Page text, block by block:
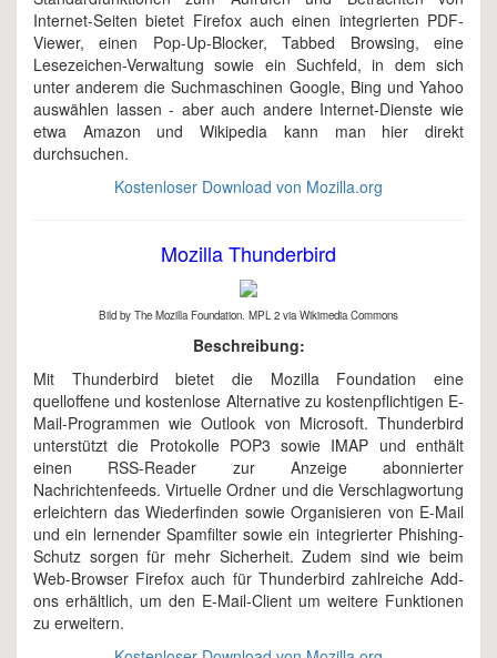
Internet-Seiten bietet Firefox auch einen integrierten PDF-
Viewer, einen Pop-Up-Blocker, Tabbed Browsing, eine
Lesezeichen-Verwaltung sowie ein Suchfeld, in dem sich
unter anderem die Suchmaschinen Google, Bing und Yahoo
auswählen lassen - aber auch andere Internet-Dienste wie
etwa Amazon und Wikipedia kann man hier direkt
durchsuchen.
Kostenloser Download von Mozilla.org
Mozilla Thunderbird
Bild by The Mozilla Foundation. MPL 2 via Wikimedia Commons
Beschreibung:
Mit Thunderbird bietet die Mozilla Foundation eine
quelloffene und kostenlose Alternative zu kostenpflichtigen E-
Mail-Programmen wie Outlook von Microsoft. Thunderbird
unterstützt die Protokolle POP3 sowie IMAP und enthält
einen RSS-Reader zur Anzeige abonnierter
Nachrichtenfeeds. Virtuelle Ordner und die Verschlagwortung
erleichtern das Wiederfinden sowie Organisieren von E-Mail
und ein lernender Spamfilter sowie ein integrierter Phishing-
Schutz sorgen für mehr Sicherheit. Zudem sind wie beim
Web-Browser Firefox auch für Thunderbird zahlreiche Add-
ons erhältlich, um den E-Mail-Client um weitere Funktionen
zu erweitern.